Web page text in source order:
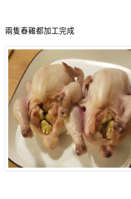
兩隻春雞都加工完成